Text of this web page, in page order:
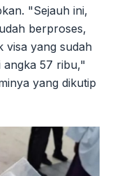
"Sejauh ini,
berproses,
visa yang sudah
angka 57 ribu,"
yang dikutip